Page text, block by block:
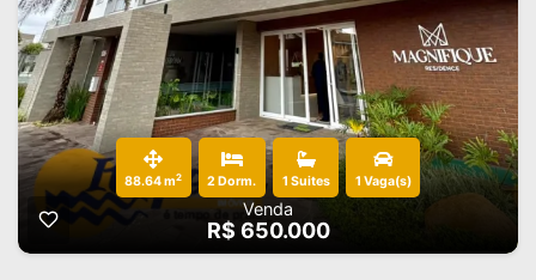
88.64 m2 2 Dorm. 1 Suites 1 Vaga(s)
Venda
R$ 650.000